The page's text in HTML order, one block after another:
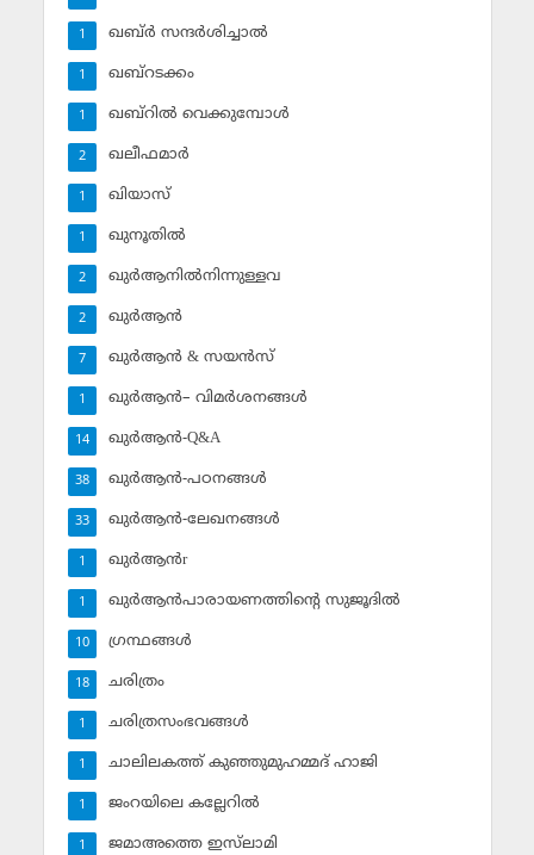
ഖബ്ര്‍ സന്ദര്‍ശിച്ചാല്‍
1
ഖബ്‌റടക്കം
1
ഖബ്‌റില്‍ വെക്കുമ്പോള്‍
1
ഖലീഫമാര്‍
2
ഖിയാസ്
1
ഖുനൂതില്‍
1
ഖുര്‍ആനില്‍നിന്നുള്ളവ
2
ഖുര്‍ആന്‍
2
ഖുര്‍ആന്‍ & സയന്‍സ്‌
7
ഖുര്‍ആന്‍– വിമര്‍ശനങ്ങള്‍
1
ഖുര്‍ആന്‍-Q&A
14
ഖുര്‍ആന്‍-പഠനങ്ങള്‍
38
ഖുര്‍ആന്‍-ലേഖനങ്ങള്‍
33
ഖുര്‍ആന്‍r
1
ഖുര്‍ആന്‍പാരായണത്തിന്റെ സുജൂദില്‍
1
ഗ്രന്ഥങ്ങള്‍
10
ചരിത്രം
18
ചരിത്രസംഭവങ്ങള്‍
1
ചാലിലകത്ത് കുഞ്ഞുമുഹമ്മദ് ഹാജി
1
ജംറയിലെ കല്ലേറില്‍
1
ജമാഅത്തെ ഇസ്‌ലാമി
1